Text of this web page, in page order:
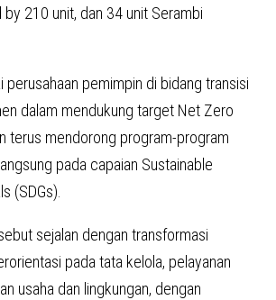
210 unit, dan 34 unit Serambi
perusahaan pemimpin di bidang transisi
dalam mendukung target Net Zero
terus mendorong program-program
pada capaian Sustainable
(SDGs).
sejalan dengan transformasi
pada tata kelola, pelayanan
usaha dan lingkungan, dengan